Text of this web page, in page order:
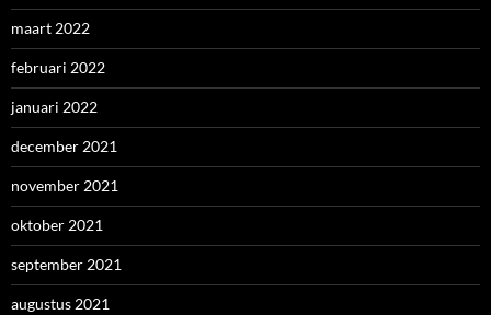
maart 2022
februari 2022
januari 2022
december 2021
november 2021
oktober 2021
september 2021
augustus 2021